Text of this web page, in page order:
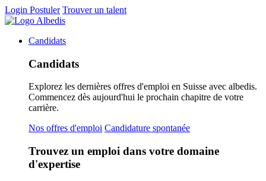
Login Postuler Trouver un talent
Candidats
Candidats
Explorez les dernières offres d'emploi en Suisse avec albedis.
Commencez dès aujourd'hui le prochain chapitre de votre
carrière.
Nos offres d'emploi Candidature spontanée
Trouvez un emploi dans votre domaine
d'expertise